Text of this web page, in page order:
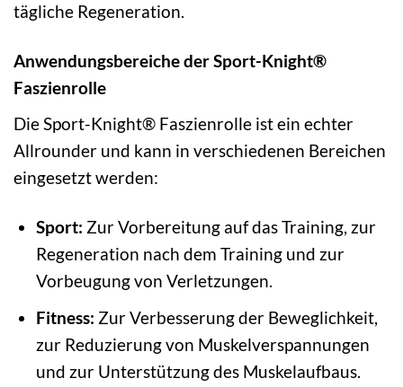
tägliche Regeneration.
Anwendungsbereiche der Sport-Knight®
Faszienrolle
Die Sport-Knight® Faszienrolle ist ein echter
Allrounder und kann in verschiedenen Bereichen
eingesetzt werden:
Sport: Zur Vorbereitung auf das Training, zur
Regeneration nach dem Training und zur
Vorbeugung von Verletzungen.
Fitness: Zur Verbesserung der Beweglichkeit,
zur Reduzierung von Muskelverspannungen
und zur Unterstützung des Muskelaufbaus.